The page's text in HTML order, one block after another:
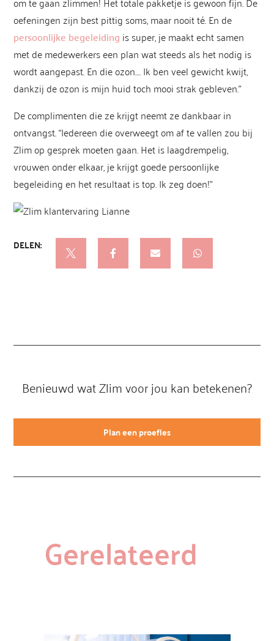
oefeningen zijn best pittig soms, maar nooit té. En de
persoonlijke begeleiding is super, je maakt echt samen
met de medewerkers een plan wat steeds als het nodig is
wordt aangepast. En die ozon…. Ik ben veel gewicht kwijt,
dankzij de ozon is mijn huid toch mooi strak gebleven.”
De complimenten die ze krijgt neemt ze dankbaar in
ontvangst. “Iedereen die overweegt om af te vallen zou bij
Zlim op gesprek moeten gaan. Het is laagdrempelig,
vrouwen onder elkaar, je krijgt goede persoonlijke
begeleiding en het resultaat is top. Ik zeg doen!”

Benieuwd wat Zlim voor jou kan betekenen?
Plan een proefles
Gerelateerd